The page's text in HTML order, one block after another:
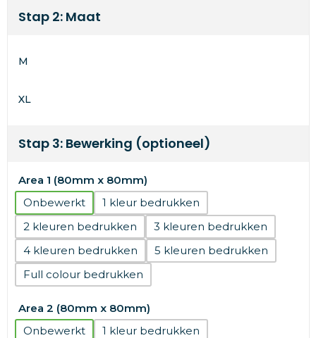
Stap 2: Maat
M
XL
Stap 3: Bewerking (optioneel)
Area 1 (80mm x 80mm)
Onbewerkt
1
2
3
4
5
Full colour
Area 2 (80mm x 80mm)
Onbewerkt
1